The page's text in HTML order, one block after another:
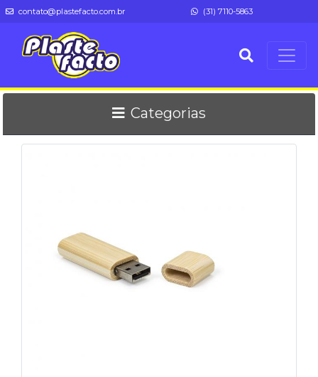
contato@plastefacto.com.br (31) 7110-5863
Categorias